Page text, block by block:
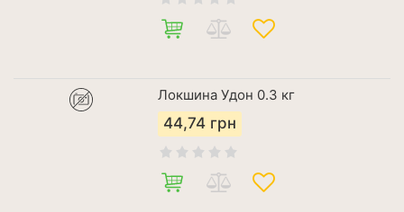
Локшина Удон 0.3 кг
44,74 грн